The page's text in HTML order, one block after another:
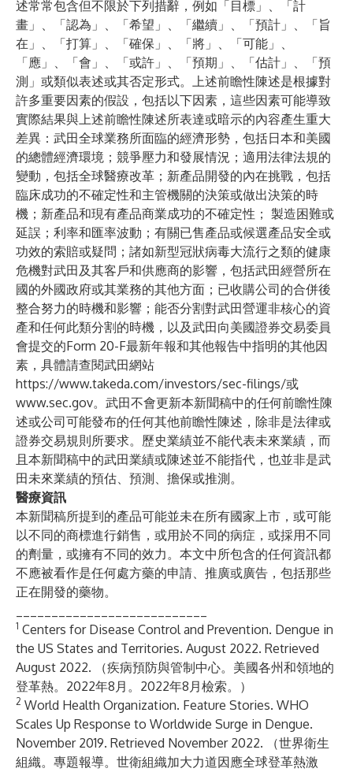
述常常包含但不限於下列措辭，例如「目標」、「計
畫」、「認為」、「希望」、「繼續」、「預計」、「旨
在」、「打算」、「確保」、「將」、「可能」、
「應」、「會」、「或許」、「預期」、「估計」、「預
測」或類似表述或其否定形式。上述前瞻性陳述是根據對
許多重要因素的假設，包括以下因素，這些因素可能導致
實際結果與上述前瞻性陳述所表達或暗示的內容產生重大
差異：武田全球業務所面臨的經濟形勢，包括日本和美國
的總體經濟環境；競爭壓力和發展情況；適用法律法規的
變動，包括全球醫療改革；新產品開發的內在挑戰，包括
臨床成功的不確定性和主管機關的決策或做出決策的時
機；新產品和現有產品商業成功的不確定性； 製造困難或
延誤；利率和匯率波動；有關已售產品或候選產品安全或
功效的索賠或疑問；諸如新型冠狀病毒大流行之類的健康
危機對武田及其客戶和供應商的影響，包括武田經營所在
國的外國政府或其業務的其他方面；已收購公司的合併後
整合努力的時機和影響；能否分割對武田營運非核心的資
產和任何此類分割的時機，以及武田向美國證券交易委員
會提交的Form 20-F最新年報和其他報告中指明的其他因
素，具體請查閱武田網站
https://www.takeda.com/investors/sec-filings/或
www.sec.gov。武田不會更新本新聞稿中的任何前瞻性陳
述或公司可能發布的任何其他前瞻性陳述，除非是法律或
證券交易規則所要求。歷史業績並不能代表未來業績，而
且本新聞稿中的武田業績或陳述並不能指代，也並非是武
田未來業績的預估、預測、擔保或推測。
醫療資訊
本新聞稿所提到的產品可能並未在所有國家上市，或可能
以不同的商標進行銷售，或用於不同的病症，或採用不同
的劑量，或擁有不同的效力。本文中所包含的任何資訊都
不應被看作是任何處方藥的申請、推廣或廣告，包括那些
正在開發的藥物。
1 Centers for Disease Control and Prevention. Dengue in
the US States and Territories. August 2022. Retrieved
August 2022. （疾病預防與管制中心。 美國各州和領地的
登革熱。2022年8月。2022年8月檢索。）
2 World Health Organization. Feature Stories. WHO
Scales Up Response to Worldwide Surge in Dengue.
November 2019. Retrieved November 2022. （世界衛生
組織。專題報導。 世衛組織加大力道因應全球登革熱激